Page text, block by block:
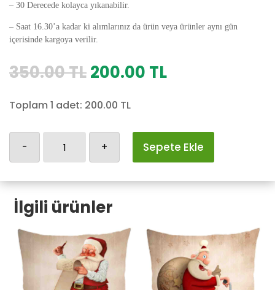
– 30 Derecede kolayca yıkanabilir.
– Saat 16.30’a kadar ki alımlarınız da ürün veya ürünler aynı gün
içerisinde kargoya verilir.
350.00TLOrijinal
350.00 TL.
200.00 TLŞu
Toplam 1 adet: 200.00 TL
-
adet
+ Sepete Ekle
İlgili ürünler